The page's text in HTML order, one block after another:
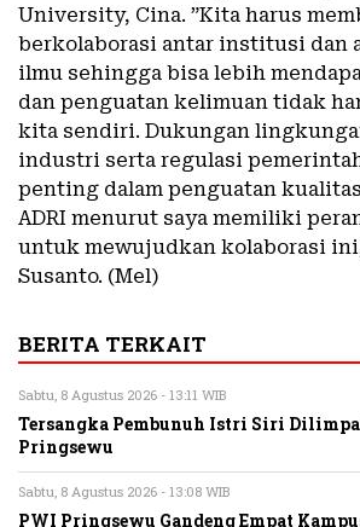
University, Cina. ”Kita harus
berkolaborasi antar institusi dan
ilmu sehingga bisa lebih
dan penguatan kelimuan tidak
kita sendiri. Dukungan
industri serta regulasi
penting dalam penguatan
ADRI menurut saya memiliki
untuk mewujudkan kolaborasi
Susanto. (Mel)
BERITA TERKAIT
Sabtu, 8 Agustus 2026 - 13:11 WIB
Tersangka Pembunuh Istri Siri
Pringsewu
Sabtu, 8 Agustus 2026 - 13:08 WIB
PWI Pringsewu Gandeng Empat